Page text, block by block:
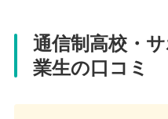
03-6824-9690
アクセス
通信制高校・
業生の口コミ